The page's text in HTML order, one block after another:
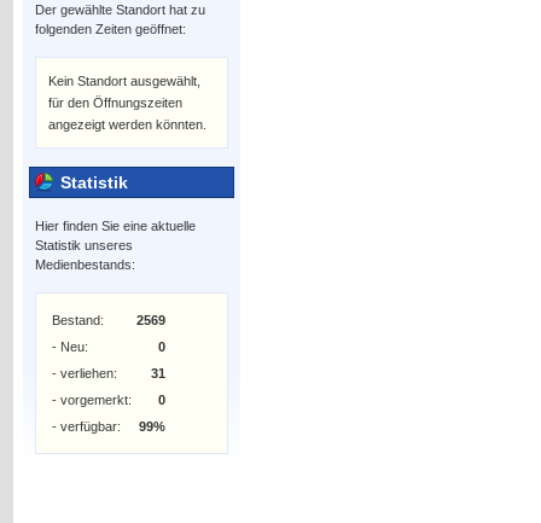
Der gewählte Standort hat zu
folgenden Zeiten geöffnet:
Kein Standort ausgewählt,
für den Öffnungszeiten
angezeigt werden könnten.
Statistik
Hier finden Sie eine aktuelle
Statistik unseres
Medienbestands:
Bestand:
2569
- Neu:
0
- verliehen:
31
- vorgemerkt:
0
- verfügbar:
99%